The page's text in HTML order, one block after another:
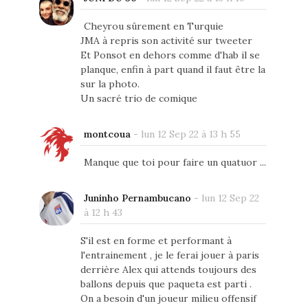
Cheyrou sûrement en Turquie
JMA à repris son activité sur tweeter
Et Ponsot en dehors comme d'hab il se
planque, enfin à part quand il faut être la
sur la photo.
Un sacré trio de comique
montcoua- lun 12 Sep 22 à 13 h 55
Manque que toi pour faire un quatuor ...
Juninho Pernambucano - lun 12 Sep 22
à 12 h 43
S'il est en forme et performant à
l'entrainement , je le ferai jouer à paris
derrière Alex qui attends toujours des
ballons depuis que paqueta est parti .
On a besoin d'un joueur milieu offensif